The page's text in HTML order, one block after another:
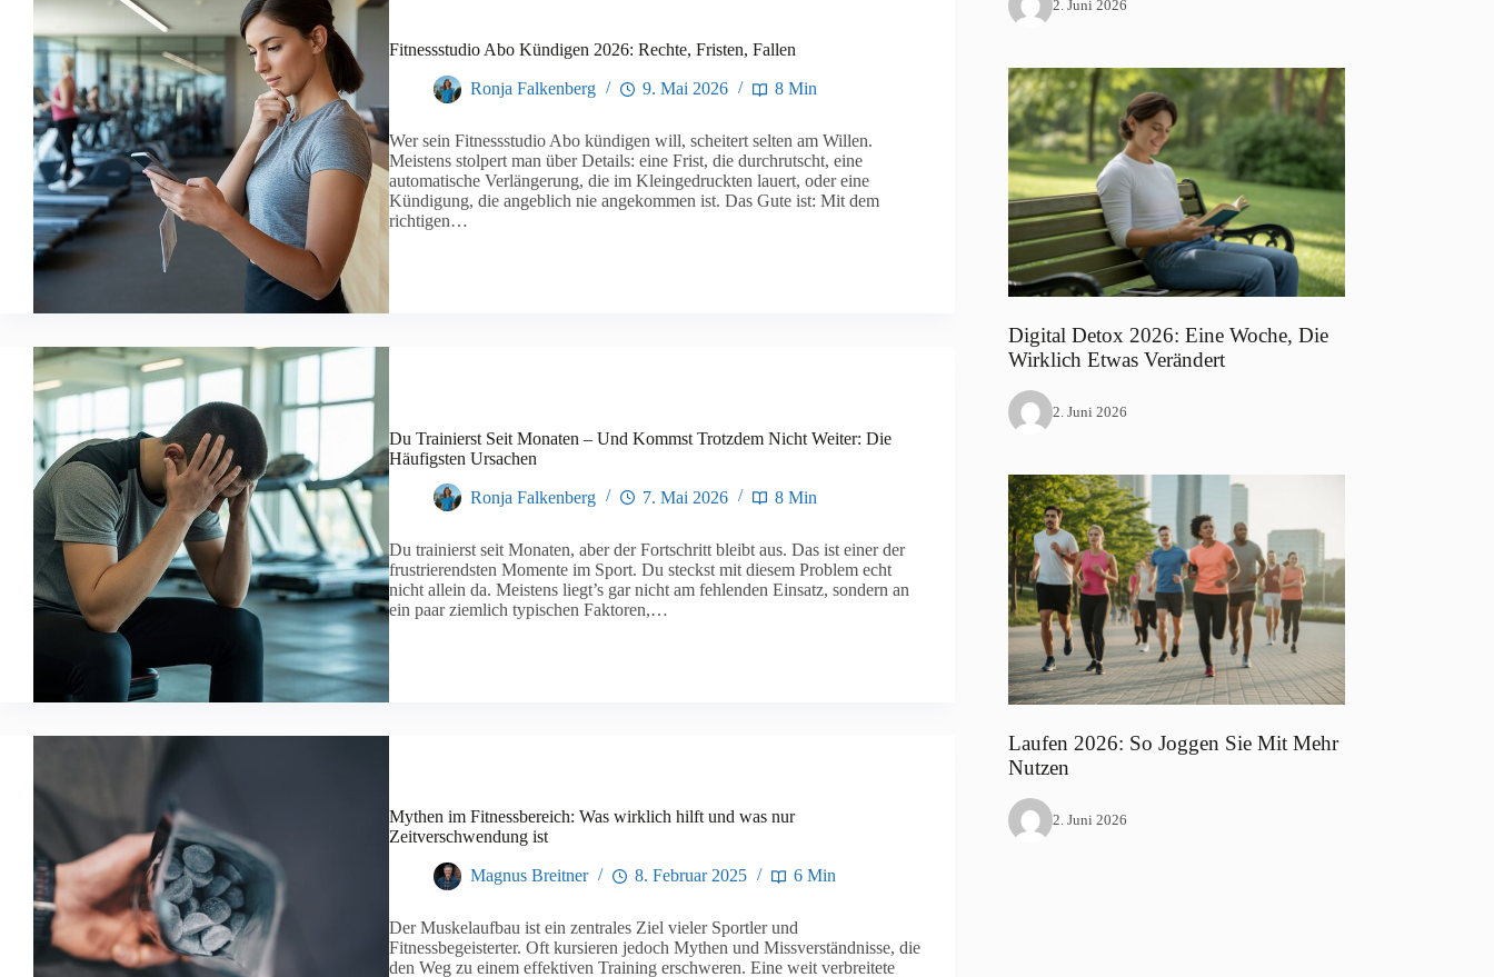
Fitnessstudio Abo Kündigen 2026: Rechte, Fristen, Fallen
Ronja Falkenberg 9. Mai 2026 8 Min
Wer sein Fitnessstudio Abo kündigen will, scheitert selten am Willen.
Meistens stolpert man über Details: eine Frist, die durchrutscht, eine
automatische Verlängerung, die im Kleingedruckten lauert, oder eine
Kündigung, die angeblich nie angekommen ist. Das Gute ist: Mit dem
richtigen…
Du Trainierst Seit Monaten – Und Kommst Trotzdem Nicht Weiter: Die
Häufigsten Ursachen
Ronja Falkenberg 7. Mai 2026 8 Min
Du trainierst seit Monaten, aber der Fortschritt bleibt aus. Das ist einer der
frustrierendsten Momente im Sport. Du steckst mit diesem Problem echt
nicht allein da. Meistens liegt’s gar nicht am fehlenden Einsatz, sondern an
ein paar ziemlich typischen Faktoren,…
Mythen im Fitnessbereich: Was wirklich hilft und was nur
Zeitverschwendung ist
Magnus Breitner 8. Februar 2025 6 Min
Der Muskelaufbau ist ein zentrales Ziel vieler Sportler und
Fitnessbegeisterter. Oft kursieren jedoch Mythen und Missverständnisse, die
den Weg zu einem effektiven Training erschweren. Eine weit verbreitete
2. Juni 2026
Digital Detox 2026: Eine Woche, Die
Wirklich Etwas Verändert
2. Juni 2026
Laufen 2026: So Joggen Sie Mit Mehr
Nutzen
2. Juni 2026